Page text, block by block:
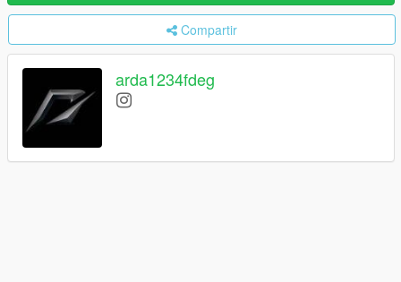
Compartir
arda1234fdeg